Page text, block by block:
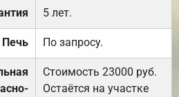
5 лет.
Печь По запросу.
Стоимость 23000 руб.
Остаётся на участке